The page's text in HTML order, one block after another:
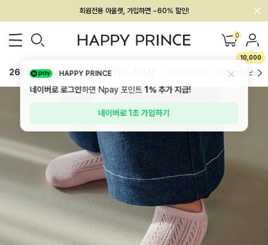
회원전용 아울렛, 가입하면 ~60% 할인!
멤버십 최대 28,000원 혜택 0
10,000
26SS 신상 BEST BABY[6~12M] 하의/레깅스
HAPPY PRINCE
네이버로 로그인하면 Npay 포인트1%추가 지급!
네이버로 1초 가입하기